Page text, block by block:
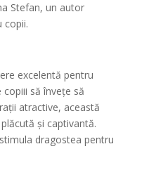
Stefan, un autor
copii.
excelentă pentru
să învețe să
atractive, această
și captivantă.
dragostea pentru